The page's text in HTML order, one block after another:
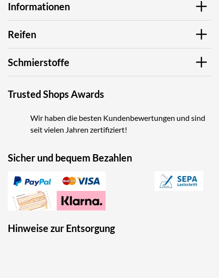
Informationen
Reifen
Schmierstoffe
Trusted Shops Awards
Wir haben die besten Kundenbewertungen und sind
seit vielen Jahren zertifiziert!
Sicher und bequem Bezahlen
Hinweise zur Entsorgung